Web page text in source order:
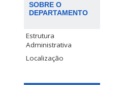
SOBRE O
DEPARTAMENTO
Estrutura
Administrativa
Localização